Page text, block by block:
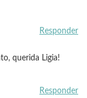
Responder
querida Ligia!
Responder